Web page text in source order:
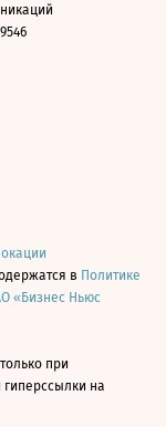
в Политике
«Бизнес Ньюс
при
на